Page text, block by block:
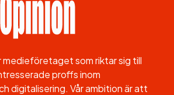
medieföretaget som riktar sig till
proffs inom
digitalisering. Vår ambition är att